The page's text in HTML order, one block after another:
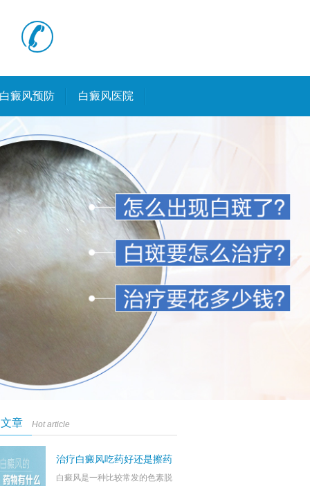
白癜风预防 白癜风医院
章 Hot article
治疗白癜风吃药好还是擦药
快
白癜风是一种比较常发的色素脱